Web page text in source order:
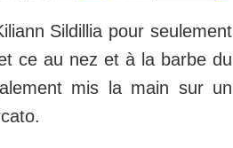
Sildillia pour seulement
ce au nez et à la barbe du
mis la main sur un